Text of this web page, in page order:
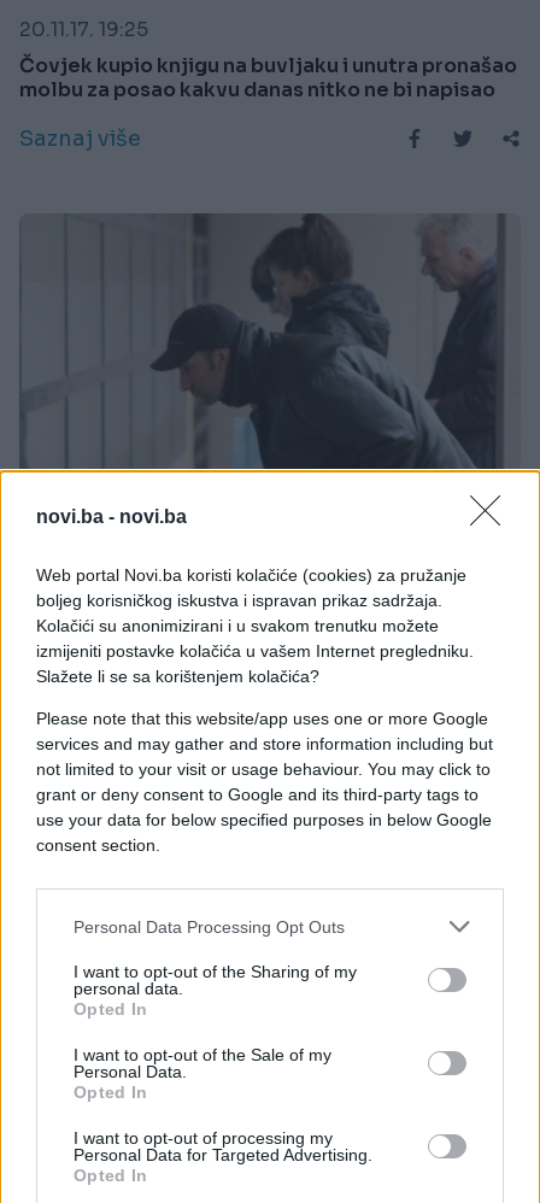
novi.ba - novi.ba
Web portal Novi.ba koristi kolačiće (cookies) za pružanje
boljeg korisničkog iskustva i ispravan prikaz sadržaja.
Kolačići su anonimizirani i u svakom trenutku možete
izmijeniti postavke kolačića u vašem Internet pregledniku.
Slažete li se sa korištenjem kolačića?
Please note that this website/app uses one or more Google
services and may gather and store information including but
not limited to your visit or usage behaviour. You may click to
grant or deny consent to Google and its third-party tags to
use your data for below specified purposes in below Google
consent section.
Personal Data Processing Opt Outs
I want to opt-out of the Sharing of my
personal data.
Opted In
I want to opt-out of the Sale of my
Personal Data.
Opted In
I want to opt-out of processing my
Personal Data for Targeted Advertising.
Opted In
20.11.17. 19:25
Čovjek kupio knjigu na buvljaku i unutra pronašao
molbu za posao kakvu danas nitko ne bi napisao
Saznaj više
ZANIMLJIVOSTI
17.11.17. 22:40
NAJVEĆA PERSPEKTIVA: U ovih 10 zemalja ćete
najlakše naći posao
Saznaj više
ZANIMLJIVOSTI
16.11.17. 19:01
Pravilo od 2 minute za bolji život, PROBAJTE,